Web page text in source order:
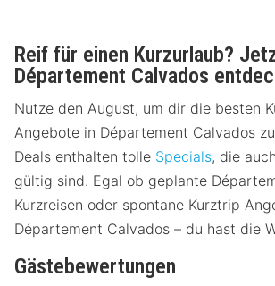
Reif für einen Kurzurlaub?
Département Calvados
Nutze den August, um dir die besten
Angebote in Département Calvados
Deals enthalten tolle Specials, die
gültig sind. Egal ob geplante
Kurzreisen oder spontane Kurztrip
Département Calvados – du hast die
Gästebewertungen